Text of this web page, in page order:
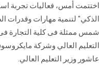
اختتمت أمس، فعاليات تجربة
الذكي" لتنمية مهارات وقدرات
شمس ممثلة فى كلية التجارة فى
التعليم العالي وشركة
عاشور وزير التعليم العالي.